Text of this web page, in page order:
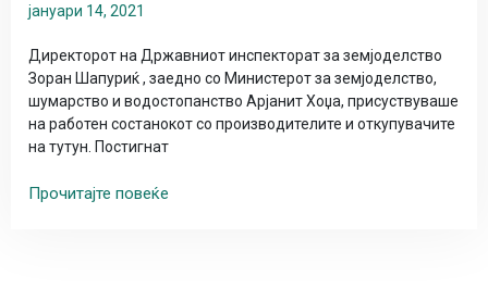
јануари 14, 2021
Директорот на Државниот инспекторат за земјоделство
Зоран Шапуриќ , заедно со Министерот за земјоделство,
шумарство и водостопанство Арјанит Хоџа, присуствуваше
на работен состанокот со производителите и откупувачите
на тутун. Постигнат
Прочитајте повеќе